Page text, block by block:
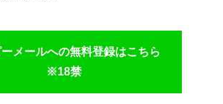
メールへの無料登録はこちら
※18禁